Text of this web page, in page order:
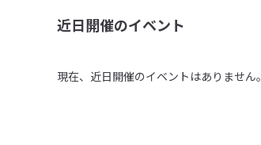
近日開催のイベント
現在、近日開催のイベントはありません。